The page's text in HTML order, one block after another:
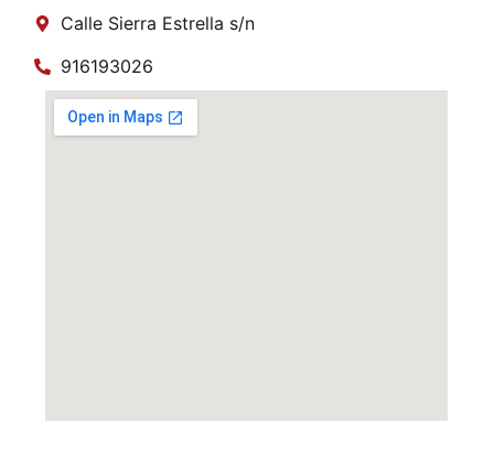
Calle Sierra Estrella s/n
916193026